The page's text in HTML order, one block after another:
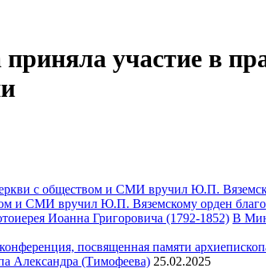
участие в
и СМИ вручил Ю.П. Вяземскому орден
В
Александра (Тимофеева) 25.02.2025